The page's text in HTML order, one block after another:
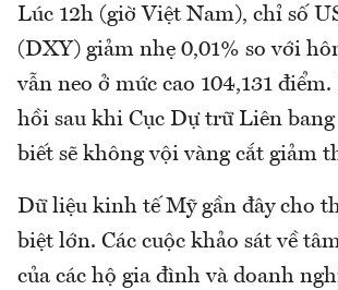
Lúc 12h (giờ Việt Nam), chỉ số
(DXY) giảm nhẹ 0,01% so với
vẫn neo ở mức cao 104,131
hồi sau khi Cục Dự trữ Liên bang
biết sẽ không vội vàng cắt giảm
Dữ liệu kinh tế Mỹ gần đây cho
biệt lớn. Các cuộc khảo sát về
của các hộ gia đình và doanh